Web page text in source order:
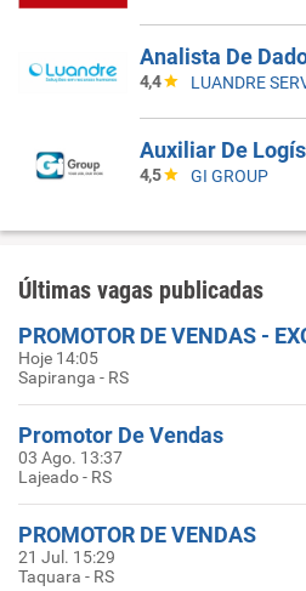
Analista De
4,4
Auxiliar De
4,5 GI GROUP
Últimas vagas publicadas
PROMOTOR DE VENDAS -
Hoje 14:05
Sapiranga - RS
Promotor De Vendas
03 Ago. 13:37
Lajeado - RS
PROMOTOR DE VENDAS
21 Jul. 15:29
Taquara - RS